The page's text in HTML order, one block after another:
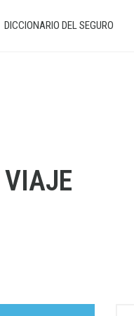
DICCIONARIO DEL SEGURO
VIAJE